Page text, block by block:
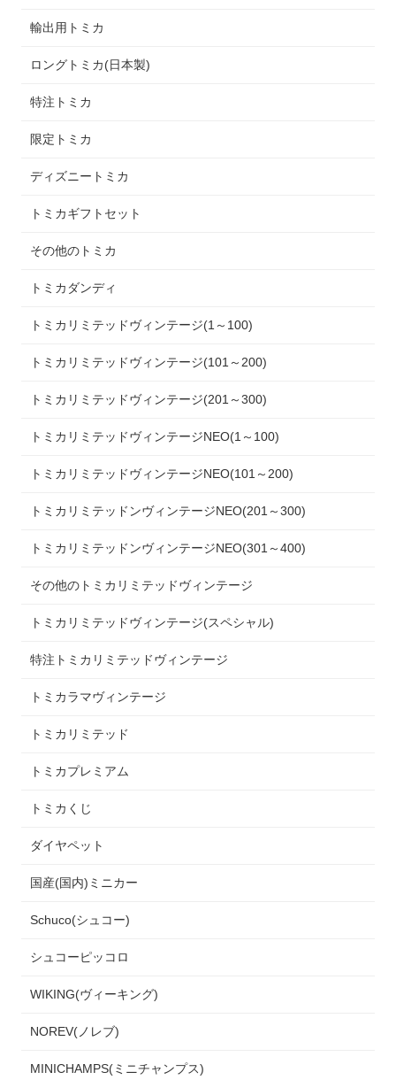
輸出用トミカ
ロングトミカ(日本製)
特注トミカ
限定トミカ
ディズニートミカ
トミカギフトセット
その他のトミカ
トミカダンディ
トミカリミテッドヴィンテージ(1～100)
トミカリミテッドヴィンテージ(101～200)
トミカリミテッドヴィンテージ(201～300)
トミカリミテッドヴィンテージNEO(1～100)
トミカリミテッドヴィンテージNEO(101～200)
トミカリミテッドンヴィンテージNEO(201～300)
トミカリミテッドンヴィンテージNEO(301～400)
その他のトミカリミテッドヴィンテージ
トミカリミテッドヴィンテージ(スペシャル)
特注トミカリミテッドヴィンテージ
トミカラマヴィンテージ
トミカリミテッド
トミカプレミアム
トミカくじ
ダイヤペット
国産(国内)ミニカー
Schuco(シュコー)
シュコーピッコロ
WIKING(ヴィーキング)
NOREV(ノレブ)
MINICHAMPS(ミニチャンプス)